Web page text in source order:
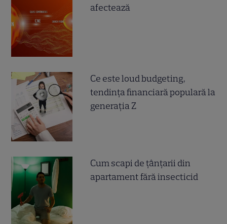
afectează
Ce este loud budgeting,
tendința financiară populară la
generația Z
Cum scapi de țânțarii din
apartament fără insecticid